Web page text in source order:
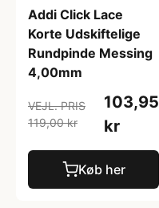
Addi Click Lace
Korte Udskiftelige
Rundpinde Messing
4,00mm
VEJL. PRIS
119,00 kr
103,95
kr
Køb her